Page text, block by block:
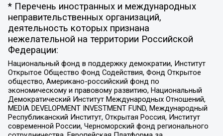
* Перечень иностранных и международных
неправительственных организаций,
деятельность которых признана
нежелательной на территории Российской
Федерации:
Национальный фонд в поддержку демократии, Институт
Открытое Общество Фонд Содействия, Фонд Открытое
общество, Американо-российский фонд по
экономическому и правовому развитию, Национальный
Демократический Институт Международных Отношений,
MEDIA DEVELOPMENT INVESTMENT FUND, Международный
Республиканский Институт, Открытая Россия, Институт
современной России, Черноморский фонд регионального